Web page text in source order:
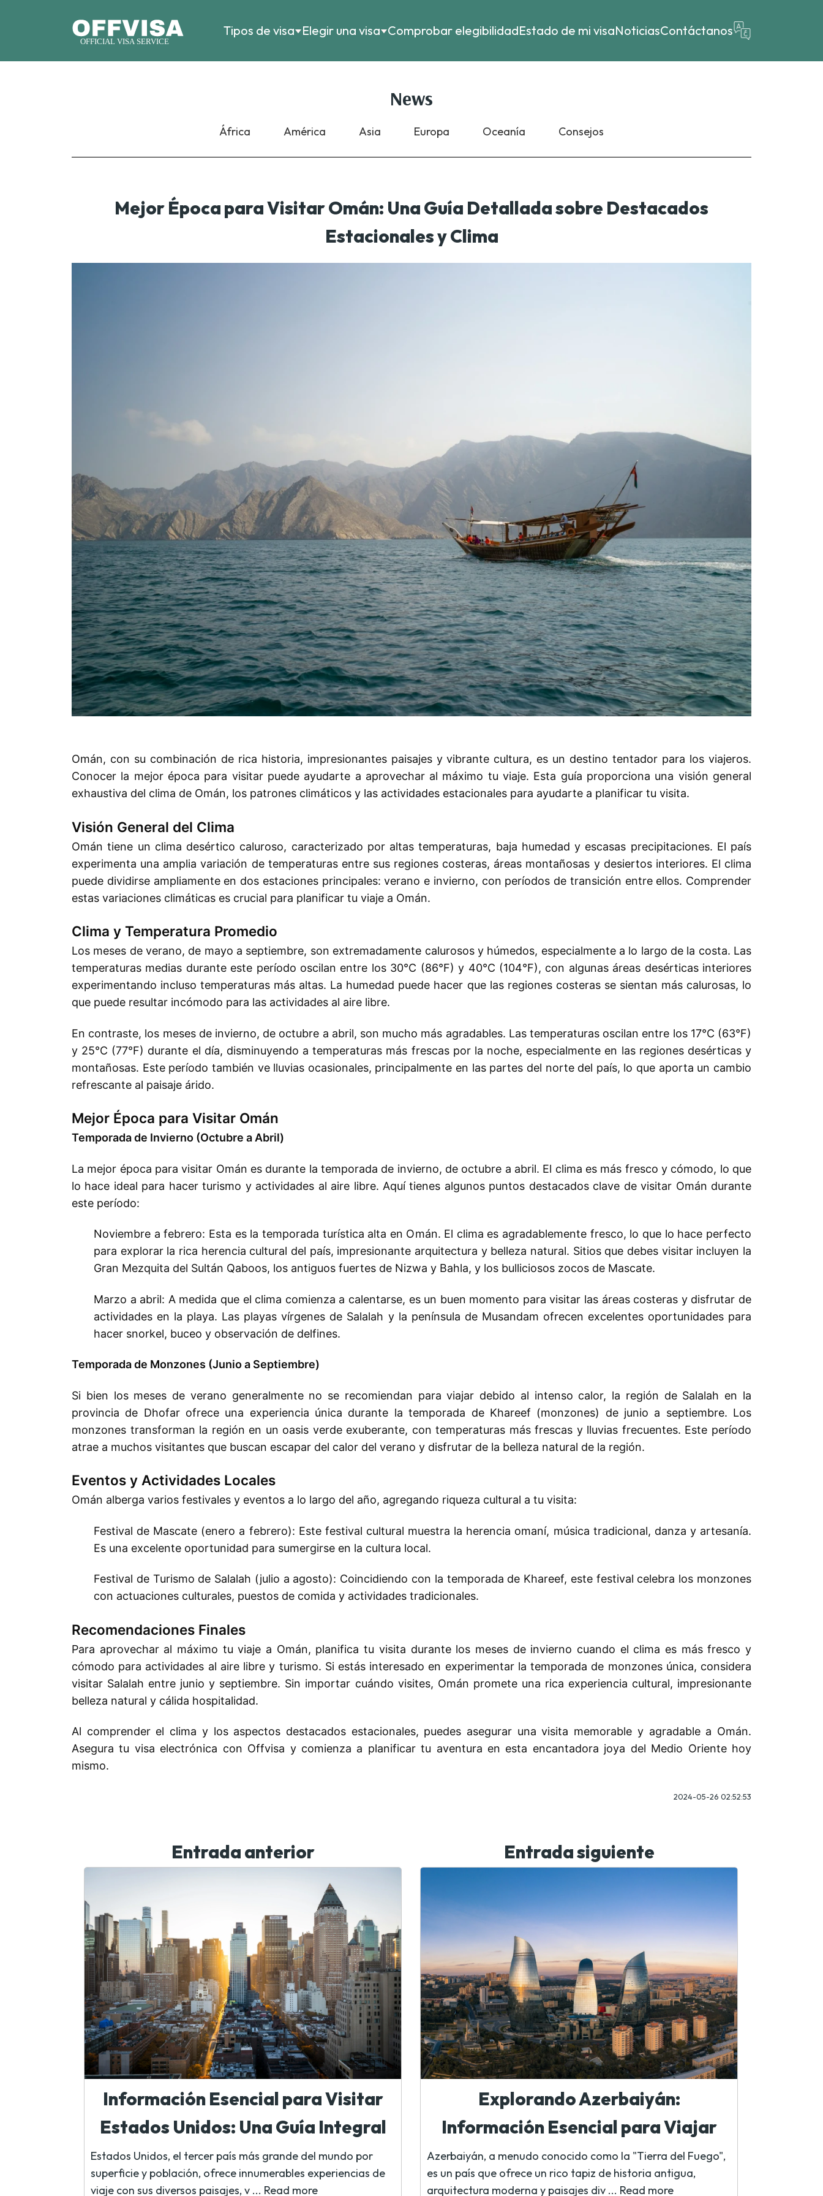
Tipos de visa Elegir una visa Comprobar elegibilidadEstado de mi visaNoticiasContáctanos
News
África América Asia Europa Oceanía Consejos
Mejor Época para Visitar Omán: Una Guía Detallada sobre Destacados
Estacionales y Clima
Omán, con su combinación de rica historia, impresionantes paisajes y vibrante cultura, es un destino tentador para los viajeros.
Conocer la mejor época para visitar puede ayudarte a aprovechar al máximo tu viaje. Esta guía proporciona una visión general
exhaustiva del clima de Omán, los patrones climáticos y las actividades estacionales para ayudarte a planificar tu visita.
Visión General del Clima
Omán tiene un clima desértico caluroso, caracterizado por altas temperaturas, baja humedad y escasas precipitaciones. El país
experimenta una amplia variación de temperaturas entre sus regiones costeras, áreas montañosas y desiertos interiores. El clima
puede dividirse ampliamente en dos estaciones principales: verano e invierno, con períodos de transición entre ellos. Comprender
estas variaciones climáticas es crucial para planificar tu viaje a Omán.
Clima y Temperatura Promedio
Los meses de verano, de mayo a septiembre, son extremadamente calurosos y húmedos, especialmente a lo largo de la costa. Las
temperaturas medias durante este período oscilan entre los 30°C (86°F) y 40°C (104°F), con algunas áreas desérticas interiores
experimentando incluso temperaturas más altas. La humedad puede hacer que las regiones costeras se sientan más calurosas, lo
que puede resultar incómodo para las actividades al aire libre.
En contraste, los meses de invierno, de octubre a abril, son mucho más agradables. Las temperaturas oscilan entre los 17°C (63°F)
y 25°C (77°F) durante el día, disminuyendo a temperaturas más frescas por la noche, especialmente en las regiones desérticas y
montañosas. Este período también ve lluvias ocasionales, principalmente en las partes del norte del país, lo que aporta un cambio
refrescante al paisaje árido.
Mejor Época para Visitar Omán
Temporada de Invierno (Octubre a Abril)
La mejor época para visitar Omán es durante la temporada de invierno, de octubre a abril. El clima es más fresco y cómodo, lo que
lo hace ideal para hacer turismo y actividades al aire libre. Aquí tienes algunos puntos destacados clave de visitar Omán durante
este período:
Noviembre a febrero: Esta es la temporada turística alta en Omán. El clima es agradablemente fresco, lo que lo hace perfecto
para explorar la rica herencia cultural del país, impresionante arquitectura y belleza natural. Sitios que debes visitar incluyen la
Gran Mezquita del Sultán Qaboos, los antiguos fuertes de Nizwa y Bahla, y los bulliciosos zocos de Mascate.
Marzo a abril: A medida que el clima comienza a calentarse, es un buen momento para visitar las áreas costeras y disfrutar de
actividades en la playa. Las playas vírgenes de Salalah y la península de Musandam ofrecen excelentes oportunidades para
hacer snorkel, buceo y observación de delfines.
Temporada de Monzones (Junio a Septiembre)
Si bien los meses de verano generalmente no se recomiendan para viajar debido al intenso calor, la región de Salalah en la
provincia de Dhofar ofrece una experiencia única durante la temporada de Khareef (monzones) de junio a septiembre. Los
monzones transforman la región en un oasis verde exuberante, con temperaturas más frescas y lluvias frecuentes. Este período
atrae a muchos visitantes que buscan escapar del calor del verano y disfrutar de la belleza natural de la región.
Eventos y Actividades Locales
Omán alberga varios festivales y eventos a lo largo del año, agregando riqueza cultural a tu visita:
Festival de Mascate (enero a febrero): Este festival cultural muestra la herencia omaní, música tradicional, danza y artesanía.
Es una excelente oportunidad para sumergirse en la cultura local.
Festival de Turismo de Salalah (julio a agosto): Coincidiendo con la temporada de Khareef, este festival celebra los monzones
con actuaciones culturales, puestos de comida y actividades tradicionales.
Recomendaciones Finales
Para aprovechar al máximo tu viaje a Omán, planifica tu visita durante los meses de invierno cuando el clima es más fresco y
cómodo para actividades al aire libre y turismo. Si estás interesado en experimentar la temporada de monzones única, considera
visitar Salalah entre junio y septiembre. Sin importar cuándo visites, Omán promete una rica experiencia cultural, impresionante
belleza natural y cálida hospitalidad.
Al comprender el clima y los aspectos destacados estacionales, puedes asegurar una visita memorable y agradable a Omán.
Asegura tu visa electrónica con Offvisa y comienza a planificar tu aventura en esta encantadora joya del Medio Oriente hoy
mismo.
2024-05-26 02:52:53
Entrada anterior
Información Esencial para Visitar
Estados Unidos: Una Guía Integral
Estados Unidos, el tercer país más grande del mundo por
superficie y población, ofrece innumerables experiencias de
viaje con sus diversos paisajes, v ... Read more
Entrada siguiente
Explorando Azerbaiyán:
Información Esencial para Viajar
Azerbaiyán, a menudo conocido como la "Tierra del Fuego",
es un país que ofrece un rico tapiz de historia antigua,
arquitectura moderna y paisajes div ... Read more